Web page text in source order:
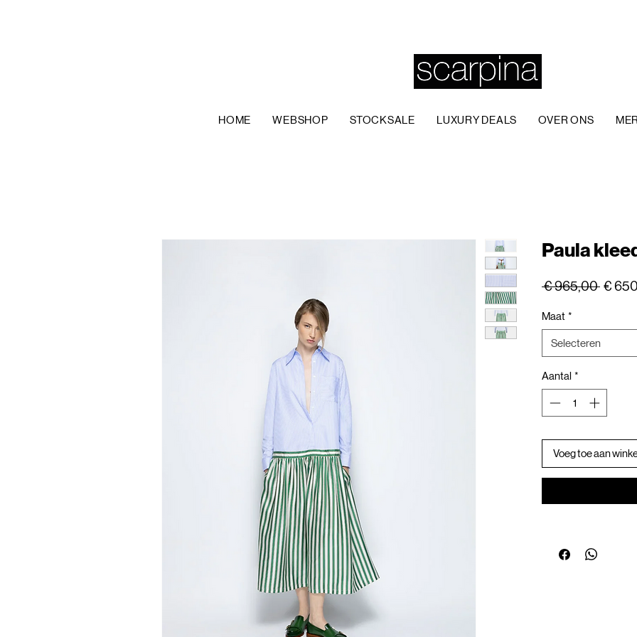
HOME WEBSHOP STOCKSALE LUXURY DEALS OVER ONS
Paula
€ 965,00 €
Maat *
Selecteren
Aantal *
Voeg toe aan